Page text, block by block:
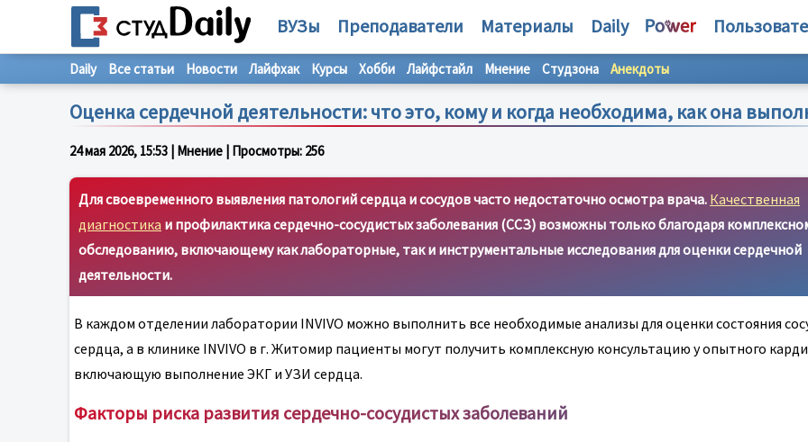
ВУЗы Преподаватели Материалы Daily
Оценка сердечной деятельности: что это, кому и когда необходима, как она
24 мая 2026, 15:53 | Мнение | Просмотры: 256
Daily Все статьи Новости Лайфхак Курсы Хобби Лайфстайл Мнение Студзона Анекдоты
Для своевременного выявления патологий сердца и сосудов часто недостаточно осмотра врача. Качественная
диагностика и профилактика сердечно-сосудистых заболевания (ССЗ) возможны только благодаря
обследованию, включающему как лабораторные, так и инструментальные исследования для оценки сердечной
деятельности.
В каждом отделении лаборатории INVIVO можно выполнить все необходимые анализы для оценки состояния
сердца, а в клинике INVIVO в г. Житомир пациенты могут получить комплексную консультацию у опытного
включающую выполнение ЭКГ и УЗИ сердца.
Факторы риска развития сердечно-сосудистых заболеваний